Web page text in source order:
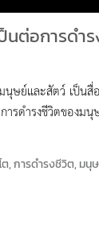
นต่อการดำ
ษย์และสัตว์ เป็น
ารดำรงชีวิตของม
, การดำรงชีวิต, มนุ